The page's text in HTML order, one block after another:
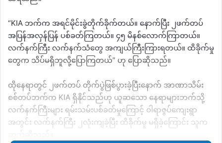
“KIA ဘက်က အရင်မိုင်းခွဲတိုက်ခိုက်တယ်။ နောက်ပြီး ၂ဖက်တပ်
အပြန်အလှန်ပြန် ပစ်ခတ်ကြတယ်။ ၄၅ မိနစ်လောက်ကြာတယ်။
လက်နက်ကြီး လက်နက်သံတွေ အကျယ်ကြီးကြားရတယ်။ ထိခိုက်မှု
တွေက သိပ်မရှိဘူလို့ပြောကြတယ်” ဟု ပြောဆိုသည်။
ထိုနေရာတွင် ၂ဖက်တပ် တိုက်ပွဲဖြစ်ပွားခဲ့ပြီးနောက် အာဏာသိမ်း
စစ်တပ်ဘက်က KIA ရှိနိုင်သည်ဟု ယူဆသော နေရာများဘက်သို့
လက်နက်ကြီးများ ရမ်းသမ်းပစ်ခတ်မှုကြောင့် ဝါရာဇွပ်ကျေးရွာ
အတွင်း လက်နက်ကြီး ၂လုံးကျခဲ့ပြီး ထိခိုက်မှု မရှိခဲ့ကြောင်း သူက